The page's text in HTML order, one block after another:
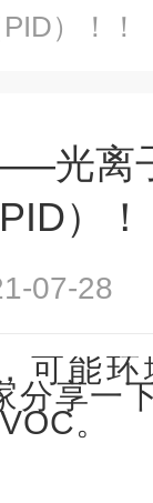
）！！
光离
PID）
07-
可能
分享一
。